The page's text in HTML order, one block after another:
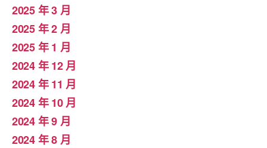
2025 年 3 月
2025 年 2 月
2025 年 1 月
2024 年 12 月
2024 年 11 月
2024 年 10 月
2024 年 9 月
2024 年 8 月